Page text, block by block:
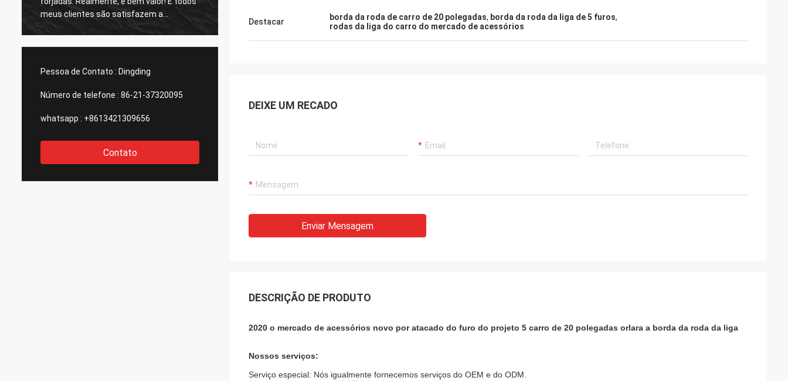
resposta e serviço rápidos
Pessoa de Contato : Dingding
Número de telefone : 86-21-37320095
whatsapp : +8613421309656
Contato
Destacar borda da roda de carro de 20 polegadas, borda da roda da liga de 5 furos,
rodas da liga do carro do mercado de acessórios
DEIXE UM RECADO
Enviar Mensagem
DESCRIÇÃO DE PRODUTO
2020 o mercado de acessórios novo por atacado do furo do projeto 5 carro de 20 polegadas orlara a borda da roda da liga
Nossos serviços:
Serviço especial: Nós igualmente fornecemos serviços do OEM e do ODM.